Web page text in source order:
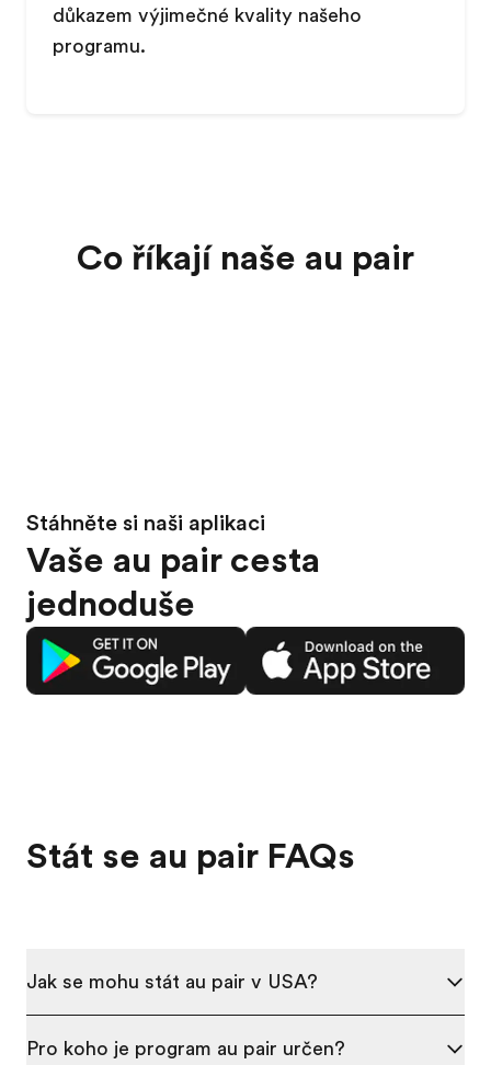
důkazem výjimečné kvality našeho
programu.
Co říkají naše au pair
Stáhněte si naši aplikaci
Vaše au pair cesta
jednoduše
Stát se au pair FAQs
Jak se mohu stát au pair v USA?
Pro koho je program au pair určen?